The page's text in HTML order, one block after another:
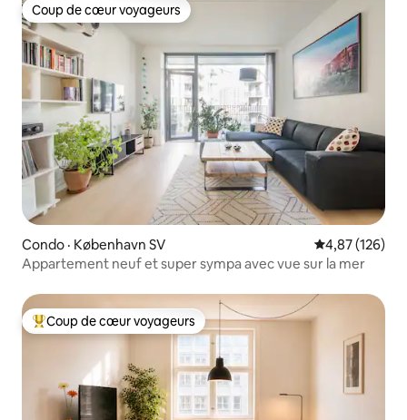
Coup de cœur voyageurs
Coup de cœur voyageurs
Condo · København SV Note
4,87 (126)
Appartement neuf et super sympa avec vue sur la mer
Coup de cœur voyageurs parmi les plus aimés
Coup de cœur voyageurs